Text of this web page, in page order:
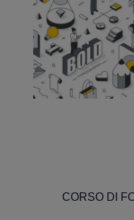
CORSO DI